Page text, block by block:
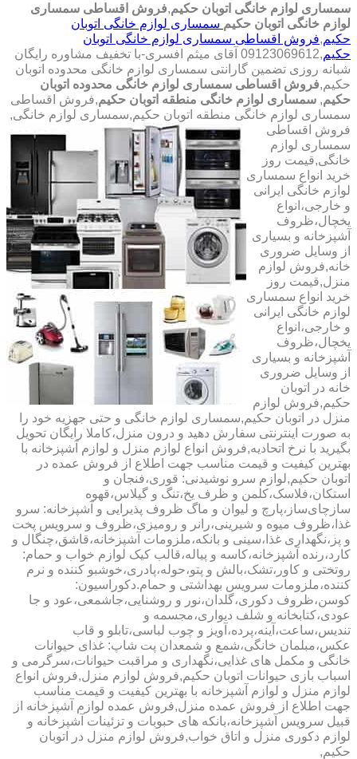
سمساری لوازم خانگی اتوبان حکیم,فروش اقساطی سمساری
لوازم خانگی اتوبان حکیم سمساری لوازم خانگی اتوبان
حکیم,فروش اقساطی سمساری لوازم خانگی اتوبان
حکیم
,09123069612 آقای میثم افسری-با تخفیف مشاوره رایگان
شبانه روزی تضمین گارانتی سمساری لوازم خانگی محدوده اتوبان
حکیم,فروش اقساطی سمساری لوازم خانگی محدوده اتوبان
حکیم, سمساری لوازم خانگی منطقه اتوبان حکیم,فروش اقساطی
سمساری لوازم خانگی منطقه اتوبان حکیم,سمساری لوازم خانگی,
فروش اقساطی
سمساری لوازم
خانگی,قیمت روز
خرید انواع سمساری
لوازم خانگی ایرانی
و خارجی،انواع
یخچال،ظروف
آشپزخانه و بسیاری
از وسایل ضروری
خانه,فروش لوازم
منزل,قیمت روز
خرید انواع سمساری
لوازم خانگی ایرانی
و خارجی،انواع
یخچال،ظروف
آشپزخانه و بسیاری
از وسایل ضروری
خانه در اتوبان
حکیم,فروش لوازم
منزل در اتوبان حکیم,سمساری لوازم خانگی و حتی جهزیه خود را
به صورت اینترنتی سفارش دهید و درون منزل،کاملا رایگان تحویل
بگیرید با نرخ اتحادیه,فروش انواع لوازم منزل و لوازم آشپزخانه با
بهترین کیفیت و قیمت مناسب جهت اطلاع از فروش عمده در
اتوبان حکیم,لوازم سرو نوشیدنی: قوری،فنجان و
استکان،فلاسک،کلمن و ظرف یخ،تنگ و گیلاس،قهوه
سازچای‌ساز،پارچ و لیوان و ماگ ظروف پذیرایی و آشپزخانه: سرو
غذا،ظروف میوه و شیرینی،رانر و رومیزی،ظروف و سرویس پخت
و پز،نگهداری غذا،سینی و بانکه،ملزومات آشپزخانه،قاشق،چنگال و
کارد،رنده آشپزخانه،کاسه و پیاله،قالب کیک لوازم خواب و حمام:
روتختی و کاور،تشک،بالش و پتو،حوله،پادری،خوشبو کننده و نرم
کننده،ملزومات سرویس بهداشتی و حمام.دکوراسیون:
کوسن،ظروف دکوری،گلدان،نور و روشنایی،جاشمعی،عود و جا
عودی،کتابخانه و شلف دیواری،مجسمه و
تندیس،ساعت،آینه،پرده،آویز و چوب لباسی،تابلو و قاب
عکس،مبلمان خانگی،شمع و شمعدان پت شاپ: غذای حیوانات
خانگی و مکمل های غذایی،نگهداری و مراقبت حیوانات،سرگرمی و
اسباب بازی حیوانات اتوبان حکیم,فروش لوازم منزل,فروش انواع
لوازم منزل و لوازم آشپزخانه با بهترین کیفیت و قیمت مناسب
جهت اطلاع از فروش عمده منزل,فروش عمده لوازم آشپزخانه از
قبیل سرویس آشپزخانه،بانکه های حبوبات و تزئینات آشپزخانه و
لوازم دکوری منزل و اتاق خواب,فروش لوازم منزل در اتوبان
حکیم,